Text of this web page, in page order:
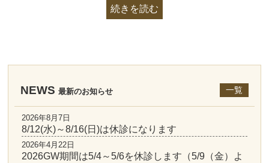
続きを読む
NEWS 最新のお知らせ 一覧
2026年8月7日
8/12(水)～8/16(日)は休診になります
2026年4月22日
2026GW期間は5/4～5/6を休診します（5/9（金）よ